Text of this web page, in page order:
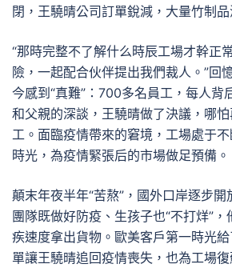
閉，王驍晴公司訂單銳減，大量竹制品
“那時完整不了解什么時辰工場才幹正
險，一起配合伙伴提出我們裁人。”回
今感到“真難”：700多名員工，每人背
和父親的深談，王驍晴做了決議，哪
工。面臨疫情帶來的窘境，工場處于
時光，為疫情緊張后的市場做足預備。
顛末年夜半年“苦熬”，國外口岸逐步
團隊既做好防疫、生孩子也“不打烊”，
疾速度拿出貨物。歐美客戶第一時光
單讓王驍晴追回疫情喪失，也為工場復